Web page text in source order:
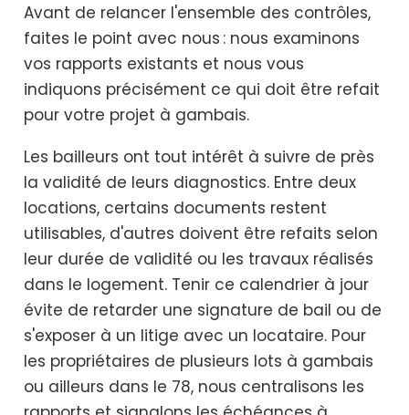
Avant de relancer l'ensemble des contrôles,
faites le point avec nous : nous examinons
vos rapports existants et nous vous
indiquons précisément ce qui doit être refait
pour votre projet à gambais.
Les bailleurs ont tout intérêt à suivre de près
la validité de leurs diagnostics. Entre deux
locations, certains documents restent
utilisables, d'autres doivent être refaits selon
leur durée de validité ou les travaux réalisés
dans le logement. Tenir ce calendrier à jour
évite de retarder une signature de bail ou de
s'exposer à un litige avec un locataire. Pour
les propriétaires de plusieurs lots à gambais
ou ailleurs dans le 78, nous centralisons les